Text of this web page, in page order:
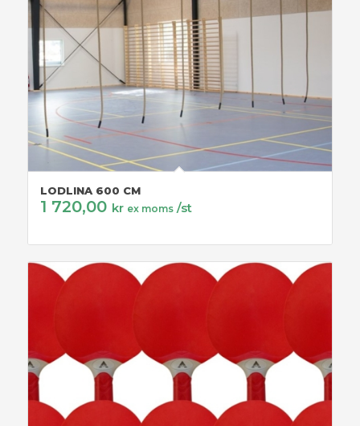
LODLINA 600 CM
1 720,00 kr ex moms /st